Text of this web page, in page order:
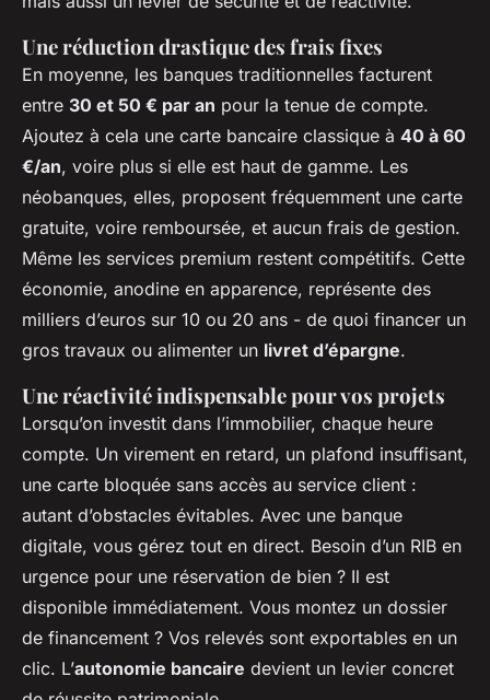
Une réduction drastique des frais fixes
En moyenne, les banques traditionnelles facturent
entre 30 et 50 € par an pour la tenue de compte.
Ajoutez à cela une carte bancaire classique à 40 à 60
€/an, voire plus si elle est haut de gamme. Les
néobanques, elles, proposent fréquemment une carte
gratuite, voire remboursée, et aucun frais de gestion.
Même les services premium restent compétitifs. Cette
économie, anodine en apparence, représente des
milliers d’euros sur 10 ou 20 ans - de quoi financer un
gros travaux ou alimenter un livret d’épargne.
Une réactivité indispensable pour vos projets
Lorsqu’on investit dans l’immobilier, chaque heure
compte. Un virement en retard, un plafond insuffisant,
une carte bloquée sans accès au service client :
autant d’obstacles évitables. Avec une banque
digitale, vous gérez tout en direct. Besoin d’un RIB en
urgence pour une réservation de bien ? Il est
disponible immédiatement. Vous montez un dossier
de financement ? Vos relevés sont exportables en un
clic. L’autonomie bancaire devient un levier concret